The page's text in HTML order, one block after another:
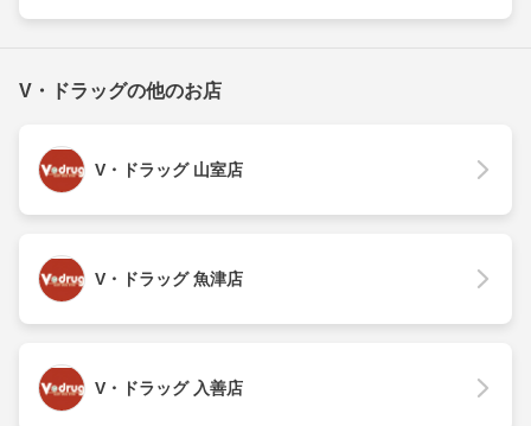
V・ドラッグの他のお店
V・ドラッグ 山室店
V・ドラッグ 魚津店
V・ドラッグ 入善店